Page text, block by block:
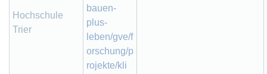
Hochschule
Trier
bauen-
plus-
leben/gve/f
orschung/p
rojekte/kli